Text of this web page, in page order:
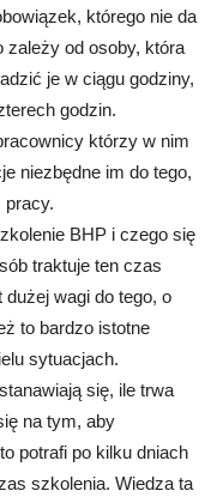
którego nie da
zależy od osoby, która
je w ciągu godziny,
godzin.
którzy w nim
niezbędne im do tego,
pracy.
BHP i czego się
traktuje ten czas
dużej wagi do tego, o
to bardzo istotne
sytuacjach.
się, ile trwa
na tym, aby
potrafi po kilku dniach
szkolenia. Wiedza ta